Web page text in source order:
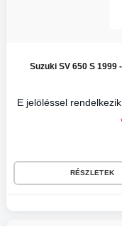
Suzuki SV 650 S
E jelöléssel rendelkezik
RÉSZLETEK